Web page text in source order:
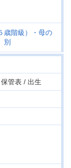
歳階級）・母の
別
管表 / 出生